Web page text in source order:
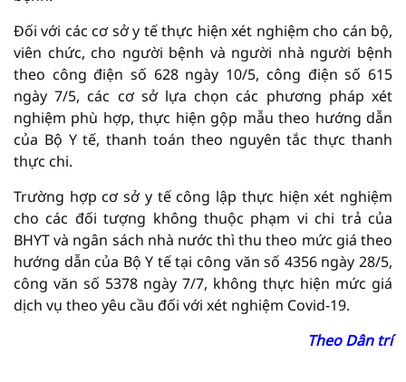
Đối với các cơ sở y tế thực hiện xét nghiệm cho cán bộ,
viên chức, cho người bệnh và người nhà người bệnh
theo công điện số 628 ngày 10/5, công điện số 615
ngày 7/5, các cơ sở lựa chọn các phương pháp xét
nghiệm phù hợp, thực hiện gộp mẫu theo hướng dẫn
của Bộ Y tế, thanh toán theo nguyên tắc thực thanh
thực chi.
Trường hợp cơ sở y tế công lập thực hiện xét nghiệm
cho các đối tượng không thuộc phạm vi chi trả của
BHYT và ngân sách nhà nước thì thu theo mức giá theo
hướng dẫn của Bộ Y tế tại công văn số 4356 ngày 28/5,
công văn số 5378 ngày 7/7, không thực hiện mức giá
dịch vụ theo yêu cầu đối với xét nghiệm Covid-19.
Theo Dân trí